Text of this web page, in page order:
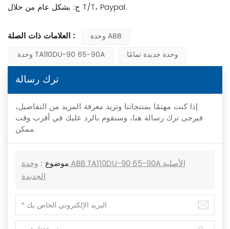
ج: بشكل عام من خلال T/T، Paypal.
العلامات ذات الصلة :
وحدة ABB
وحدة TA110DU-90 65-90A
وحدة جديدة تمامًا
ترك رسالة
إذا كنت مهتمًا بمنتجاتنا وتريد معرفة المزيد من التفاصيل،
فيرجى ترك رسالة هنا، وسنقوم بالرد عليك في أقرب وقت
ممكن.
موضوع : وحدة ABB TA110DU-90 65-90A الأصلية
الجديدة